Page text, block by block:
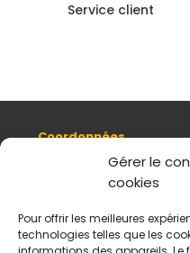
Gérer le
cookies
Pour offrir les meilleures
technologies telles que les
Service client
Coordonnées
8, quai Romain
+ 33 (0)4 78 42 55 04
Plan d'accès
Mentions légales